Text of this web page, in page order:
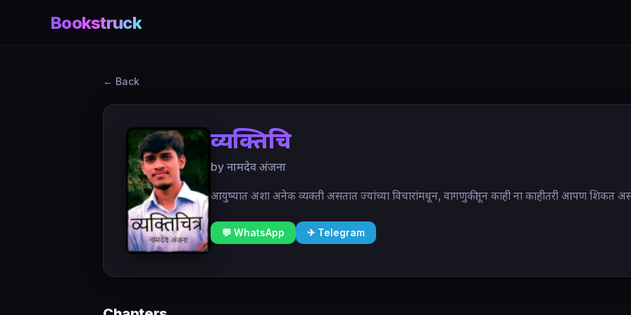
Bookstruck
← Back
व्यक्तिचित्र
by नामदेव अंजना
आयुष्यात अशा अनेक व्यक्ती असतात ज्यांच्या विचारांमधून, वागणुकीतून काही ना काहीतरी आपण शिकत
💬 WhatsApp ✈ Telegram